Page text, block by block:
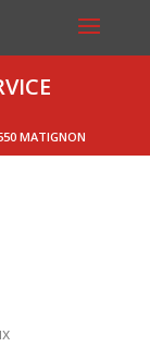
MATIGNON